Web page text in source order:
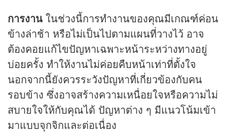
การงาน ในช่วงนี้การทำงานของคุณมีเกณฑ์ค่อน
ข้างล่าช้า หรือไม่เป็นไปตามแผนที่วางไว้ อาจ
ต้องคอยแก้ไขปัญหาเฉพาะหน้าระหว่างทางอยู่
บ่อยครั้ง ทำให้งานไม่ค่อยคืบหน้าเท่าที่ตั้งใจ
นอกจากนี้ยังควรระวังปัญหาที่เกี่ยวข้องกับคน
รอบข้าง ซึ่งอาจสร้างความเหนื่อยใจหรือความไม่
สบายใจให้กับคุณได้ ปัญหาต่าง ๆ มีแนวโน้มเข้า
มาแบบจุกจิกและต่อเนื่อง